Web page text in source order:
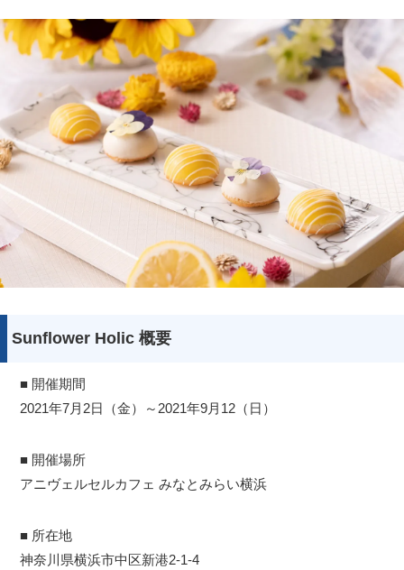
Sunflower Holic 概要
■ 開催期間
2021年7月2日（金）～2021年9月12（日）
■ 開催場所
アニヴェルセルカフェ みなとみらい横浜
■ 所在地
神奈川県横浜市中区新港2-1-4